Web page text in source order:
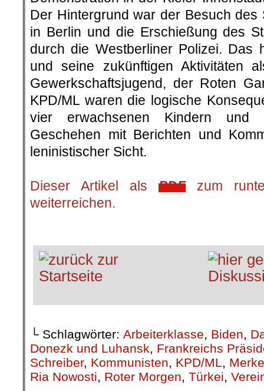
Der Hintergrund war der Besuch
in Berlin und die Erschießung des
durch die Westberliner Polizei. Das
und seine zukünftigen Aktivitäten
Gewerkschaftsjugend, der Roten
KPD/ML waren die logische
vier erwachsenen Kindern und
Geschehen mit Berichten und
leninistischer Sicht.
Dieser Artikel als PDFzum
weiterreichen.
└ Schlagwörter:Arbeiterklasse,Biden,
Donezk und Luhansk,Frankreichs
Schreiber,Kommunisten,KPD/ML,